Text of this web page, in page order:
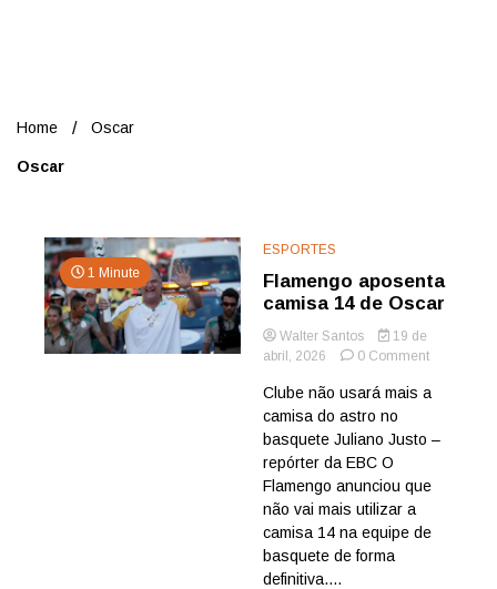
Home Oscar
Oscar
1 Minute
ESPORTES
Flamengo aposenta
camisa 14 de Oscar
Walter Santos
19 de
abril, 2026
0 Commenton
aposenta
Clube não usará mais a
camisa do astro no
basquete Juliano Justo –
repórter da EBC O
Flamengo anunciou que
não vai mais utilizar a
camisa 14 na equipe de
basquete de forma
definitiva....